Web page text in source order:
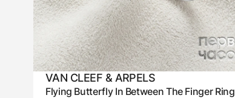
VAN CLEEF & ARPELS
Flying Butterfly In Between The Finger Ring